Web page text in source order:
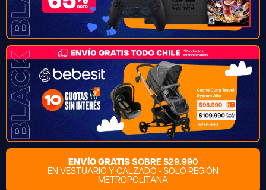
ENVÍO GRATISSOBRE $29.990
EN VESTUARIO Y CALZADO - SOLO REGIÓN
METROPOLITANA